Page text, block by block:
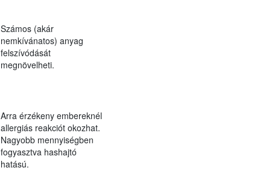
Számos (akár
nemkívánatos) anyag
felszívódását
megnövelheti.
Arra érzékeny embereknél
allergiás reakciót okozhat.
Nagyobb mennyiségben
fogyasztva hashajtó
hatású.